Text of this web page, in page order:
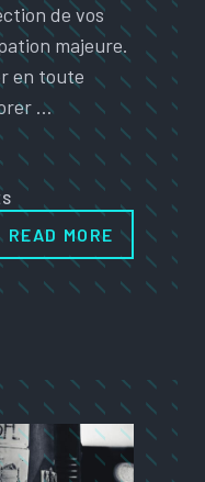
de vos
majeure.
en toute
…
READ MORE